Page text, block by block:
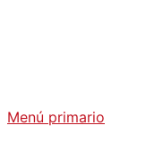
Menú primario